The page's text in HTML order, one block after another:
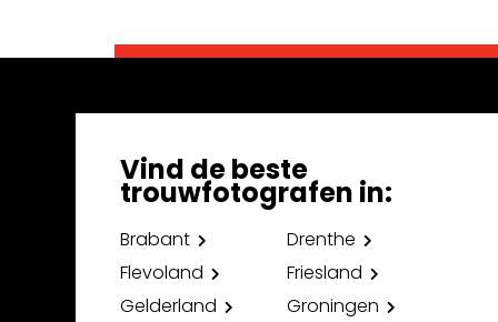
Vind de beste
trouwfotografen in:
Brabant
Drenthe
Flevoland
Friesland
Gelderland
Groningen